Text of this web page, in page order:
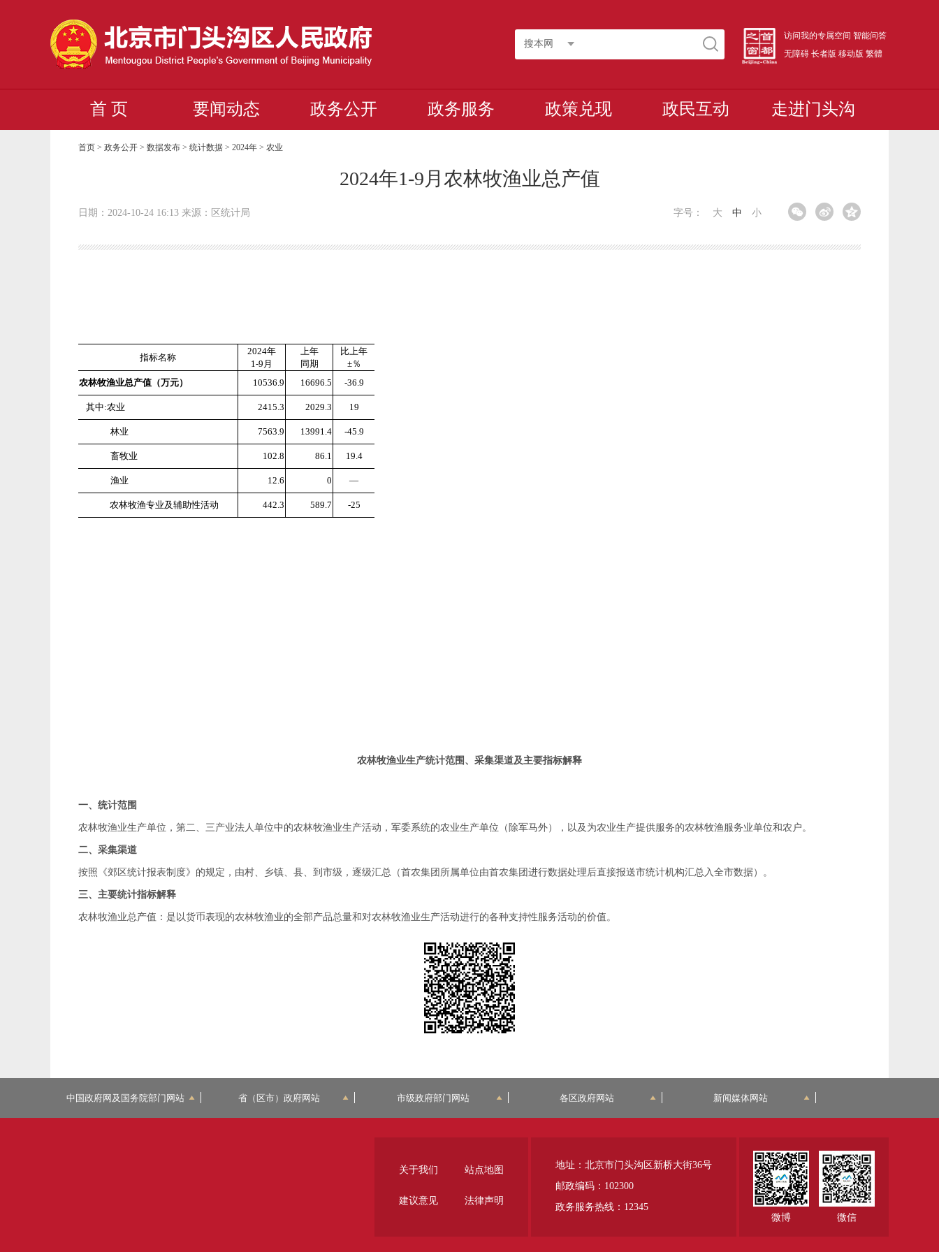
搜本网
访问我的专属空间 智能问答
无障碍 长者版 移动版 繁體
首 页 要闻动态 政务公开 政务服务 政策兑现 政民互动 走进门头沟
首页 > 政务公开 > 数据发布 > 统计数据 > 2024年 >农业
2024年1-9月农林牧渔业总产值
日期：2024-10-24 16:13 来源：区统计局 字号： 大 中 小
指标名称
2024年
1-9月
上年
同期
比上年
±％
农林牧渔业总产值（万元）
10536.9 16696.5 -36.9
其中:农业 2415.3 2029.3 19
林业 7563.9 13991.4 -45.9
畜牧业 102.8 86.1 19.4
渔业 12.6 0 —
农林牧渔专业及辅助性活动 442.3 589.7 -25
农林牧渔业生产统计范围、采集渠道及主要指标解释
一、统计范围
农林牧渔业生产单位，第二、三产业法人单位中的农林牧渔业生产活动，军委系统的农业生产单位（除军马外），以及为农业生产提供服务的农林牧渔服务业单位和农户。
二、采集渠道
按照《郊区统计报表制度》的规定，由村、乡镇、县、到市级，逐级汇总（首农集团所属单位由首农集团进行数据处理后直接报送市统计机构汇总入全市数据）。
三、主要统计指标解释
农林牧渔业总产值：是以货币表现的农林牧渔业的全部产品总量和对农林牧渔业生产活动进行的各种支持性服务活动的价值。
中国政府网及国务院部门网站 省（区市）政府网站 市级政府部门网站 各区政府网站 新闻媒体网站
微博 微信
地址：北京市门头沟区新桥大街36号
邮政编码：102300
政务服务热线：12345
关于我们 站点地图
建议意见 法律声明